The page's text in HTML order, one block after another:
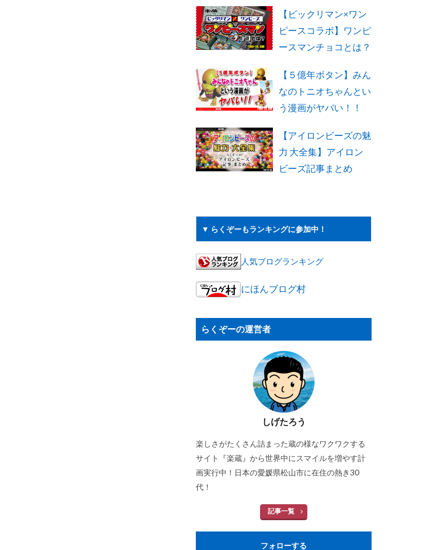
【ビックリマン×ワン
ピースコラボ】ワンピ
ースマンチョコとは？
【５億年ボタン】みん
なのトニオちゃんとい
う漫画がヤバい！！
【アイロンビーズの魅
力 大全集】アイロン
ビーズ記事まとめ
▼ らくぞーもランキングに参加中！
人気ブログランキング
にほんブログ村
らくぞーの運営者
しげたろう
楽しさがたくさん詰まった蔵の様なワクワクする
サイト『楽蔵』から世界中にスマイルを増やす計
画実行中！日本の愛媛県松山市に在住の熱き30
代！
記事一覧
フォローする